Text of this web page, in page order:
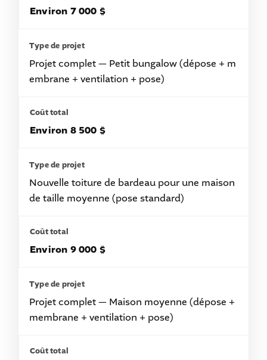
Environ 7 000 $
Projet complet — Petit bungalow (dépose + m
embrane + ventilation + pose)
Environ 8 500 $
Nouvelle toiture de bardeau pour une maison
de taille moyenne (pose standard)
Environ 9 000 $
Projet complet — Maison moyenne (dépose +
membrane + ventilation + pose)